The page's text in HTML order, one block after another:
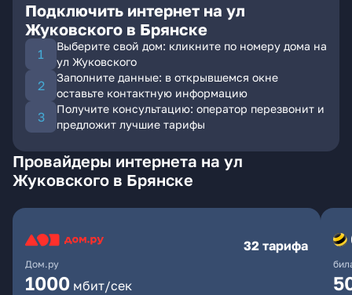
Подключить интернет на ул
Жуковского в Брянске
Выберите свой дом: кликните по номеру дома на
ул Жуковского
Заполните данные: в открывшемся окне
оставьте контактную информацию
Получите консультацию: оператор перезвонит и
предложит лучшие тарифы
Провайдеры интернета на ул
Жуковского в Брянске
Дом.ру
32 тарифа
1000 мбит/сек